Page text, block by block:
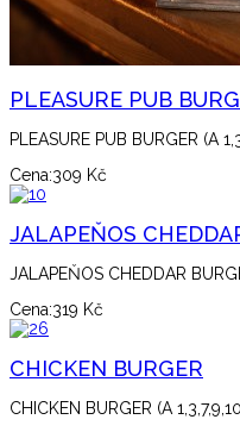
PLEASURE PUB
PLEASURE PUB BURGER (A
Cena:309 Kč
JALAPEŇOS
JALAPEŇOS CHEDDAR
Cena:319 Kč
CHICKEN BURGER
CHICKEN BURGER (A